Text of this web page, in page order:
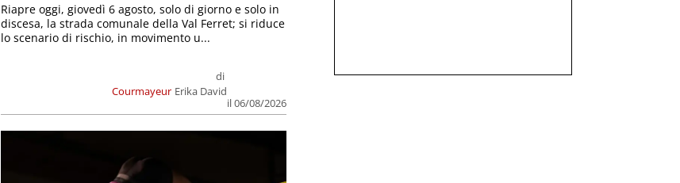
Courmayeur
di
Erika David
il 06/08/2026
Riapre oggi, giovedì 6 agosto, solo di giorno e solo in
discesa, la strada comunale della Val Ferret; si riduce
lo scenario di rischio, in movimento u...